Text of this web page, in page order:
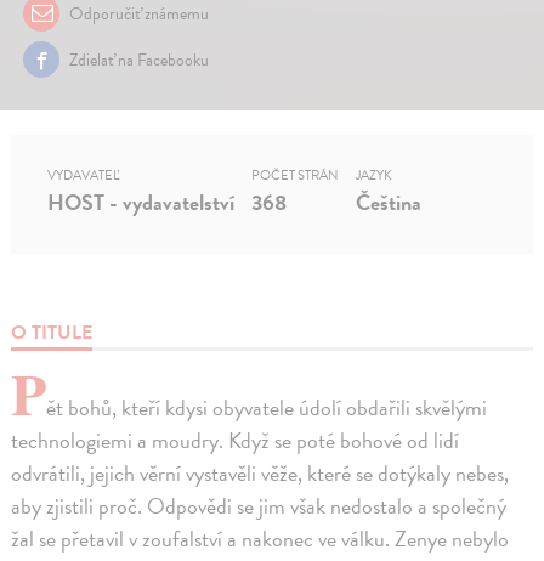
Odporučiť známemu
Zdielať na Facebooku
O TITULE
Pět bohů, kteří kdysi obyvatele údolí obdařili skvělými
technologiemi a moudry. Když se poté bohové od lidí
odvrátili, jejich věrní vystavěli věže, které se dotýkaly nebes,
aby zjistili proč. Odpovědi se jim však nedostalo a společný
žal se přetavil v zoufalství a nakonec ve válku. Zenye nebylo
VYDAVATEĽ
HOST - vydavatelství
POČET STRÁN
368
JAZYK
Čeština